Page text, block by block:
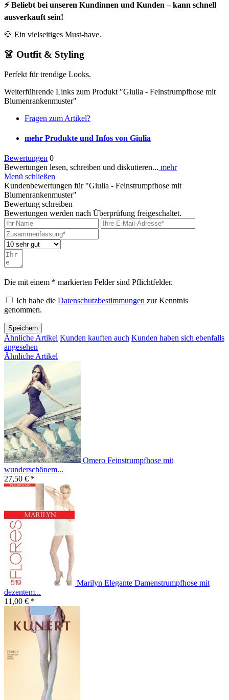
⚡ Beliebt bei unseren Kundinnen und Kunden – kann schnell
ausverkauft sein!
💎 Ein vielseitiges Must-have.
👗 Outfit & Styling
Perfekt für trendige Looks.
Weiterführende Links zum Produkt "Giulia - Feinstrumpfhose mit
Blumenrankenmuster"
Fragen zum Artikel?
mehr Produkte und Infos von Giulia
Bewertungen 0
Bewertungen lesen, schreiben und diskutieren... mehr
Menü schließen
Kundenbewertungen für "Giulia - Feinstrumpfhose mit
Blumenrankenmuster"
Bewertung schreiben
Bewertungen werden nach Überprüfung freigeschaltet.
Die mit einem * markierten Felder sind Pflichtfelder.
Ich habe die Datenschutzbestimmungen zur Kenntnis
genommen.
Speichern
Ähnliche Artikel Kunden kauften auch Kunden haben sich ebenfalls
angesehen
Ähnliche Artikel
Omero Feinstrumpfhose mit
wunderschönem...
27,50 € *
Marilyn Elegante Damenstrumpfhose mit
dezentem...
11,00 € *